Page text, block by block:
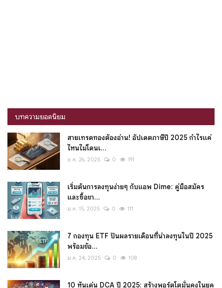
บทความยอดนิยม
สายเทรดทองต้องอ่าน! อัปเดตภาษีปี 2025 กำไรแค่
ไหนไม่โดนเ...
ธ.ค. 26, 2025 0 191
เริ่มต้นการลงทุนง่ายๆ กับแอพ Dime: คู่มือสมัคร
และซื้อขา...
ม.ค. 15, 2025 0 111
7 กองทุน ETF ปันผลรายเดือนที่น่าลงทุนในปี 2025
พร้อมข้อ...
ม.ค. 24, 2025 0 108
10 หุ้นเด่น DCA ปี 2025: สร้างพอร์ตโตมั่นคงในยุค